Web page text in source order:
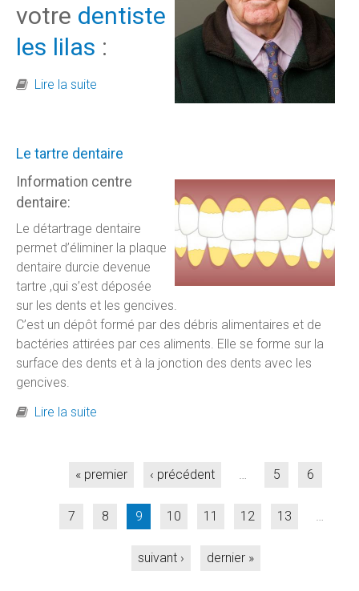
votre dentiste
les lilas :
Lire la suite de Parkinson et la santé dentaire
Le tartre dentaire
Information centre
dentaire:
Le détartrage dentaire
permet d’éliminer la plaque
dentaire durcie devenue
tartre ,qui s’est déposée
sur les dents et les gencives.
C’est un dépôt formé par des débris alimentaires et de
bactéries attirées par ces aliments. Elle se forme sur la
surface des dents et à la jonction des dents avec les
gencives.
Lire la suite
« premier ‹ précédent 5 6
7 8 9 10 11 12 13
suivant › dernier »